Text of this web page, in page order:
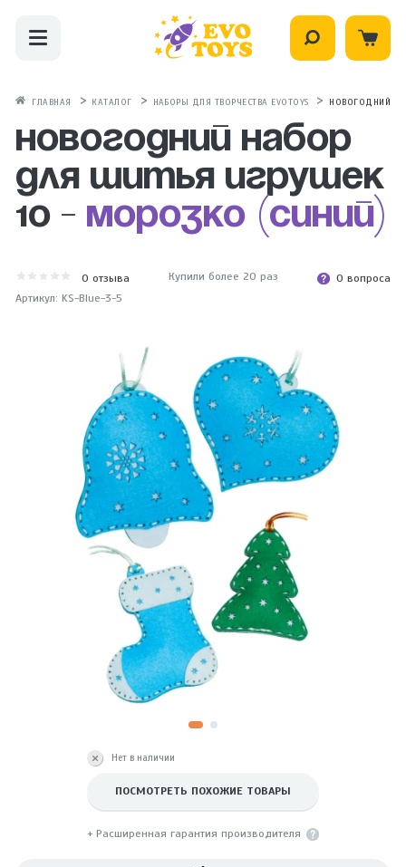
ГЛАВНАЯ КАТАЛОГ НАБОРЫ ДЛЯ ТВОРЧЕСТВА EVOTOYS НОВОГОДНИЙ
Новогодний набор
для шитья игрушек
10 - Морозко (синий)
0 отзыва Купили более 20 раз
0 вопроса
Артикул: KS-Blue-3-5
Нет в наличии
ПОСМОТРЕТЬ ПОХОЖИЕ ТОВАРЫ
+ Расширенная гарантия производителя